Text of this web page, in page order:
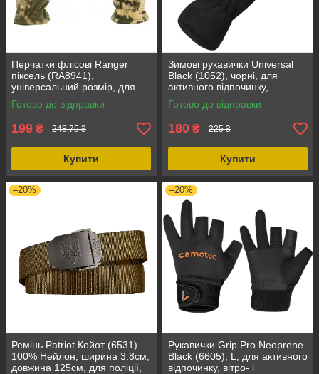
Перчатки флісові Ranger
піксель (RA8941),
універсальний розмір, для
температури -25°С … +17°С
Готово до відправки
199 ₴ 248,75 ₴
Купити
Зимові рукавички Universal
Black (1052), чорні, для
активного відпочинку,
зберігають тепло, флісові,
для осені/зими
Готово до відправки
180 ₴ 225 ₴
Купити
–20%
Ремінь Patriot Койот (6531)
100% Нейлон, ширина 3.8см,
довжина 125см, для поліції,
–20%
Рукавички Grip Pro Neoprene
Black (6605), L, для активного
відпочинку, вітро- і